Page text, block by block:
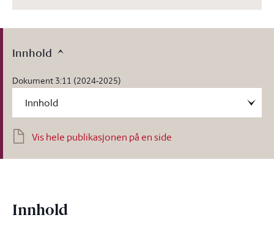
Innhold
Dokument 3:11 (2024-2025)
Vis hele publikasjonen på en side
Innhold